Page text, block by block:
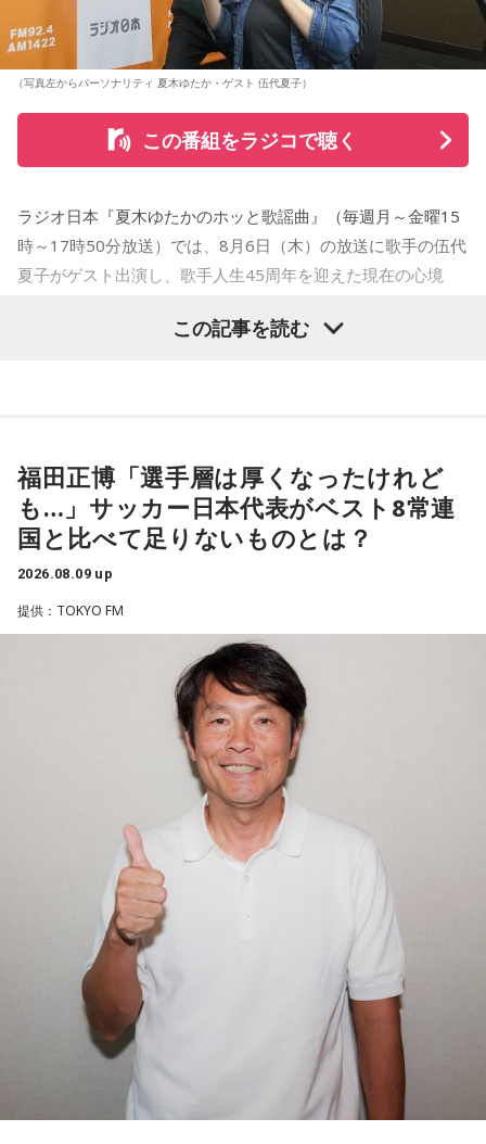
（写真左からパーソナリティ 夏木ゆたか・ゲスト 伍代夏子）
この番組をラジコで聴く
ラジオ日本『夏木ゆたかのホッと歌謡曲』（毎週月～金曜15
時～17時50分放送）では、8月6日（木）の放送に歌手の伍代
夏子がゲスト出演し、歌手人生45周年を迎えた現在の心境
ることを明かした。また、歌手はレコーディングを終えた
後、自分自身が“演出家”となって楽曲を育てていく仕事でもあ
ると語り、長年培ってきた表現者としての思いを語った。
ューから間もなく所属レコード会社がなくなり、「どこへ行
けばいいの？」と途方に暮れたことや、芸名を何度も変えな
がら挑戦を続けてきた日々を振り返る。それでも諦めずに歌
い続けた経験が、45周年記念シングル「露天の花」に込めた
「どんな環境でも花は咲く」「その場所で咲く花がある」と
いうメッセージにつながっていると話した。人生は何度でも
立ち上がれるという応援歌は、自身の歩みそのものでもある
さらに、趣味についてもトークを展開。愛犬と過ごす時間を
増やすために驚くべきあるものを購入したと言う。さて何を
購入したのか…？ 詳しくはradikoタイムフリーで！
この記事を読む
福田正博「選手層は厚くなったけれど
も…」サッカー日本代表がベスト8常連
国と比べて足りないものとは？
2026.08.09 up
提供：TOKYO FM